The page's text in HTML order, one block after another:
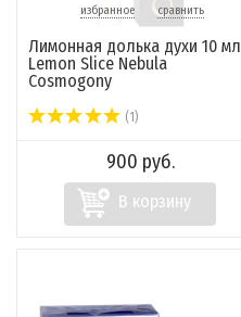
избранное сравнить
Лимонная долька духи 10 мл
Lemon Slice Nebula
Cosmogony
(1)
900 руб.
В корзину